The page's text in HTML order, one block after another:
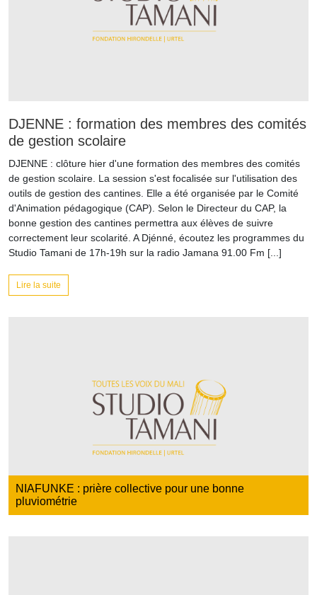
DJENNE : formation des membres des comités
de gestion scolaire
DJENNE : clôture hier d'une formation des membres des comités
de gestion scolaire. La session s'est focalisée sur l'utilisation des
outils de gestion des cantines. Elle a été organisée par le Comité
d'Animation pédagogique (CAP). Selon le Directeur du CAP, la
bonne gestion des cantines permettra aux élèves de suivre
correctement leur scolarité. A Djénné, écoutez les programmes du
Studio Tamani de 17h-19h sur la radio Jamana 91.00 Fm [...]
Lire la suite
NIAFUNKE : prière collective pour une bonne
pluviométrie